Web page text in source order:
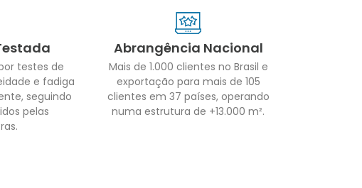
testes de
e fadiga
seguindo
pelas
Abrangência Nacional
Mais de 1.000 clientes no Brasil e
exportação para mais de 105
clientes em 37 países, operando
numa estrutura de +13.000 m².